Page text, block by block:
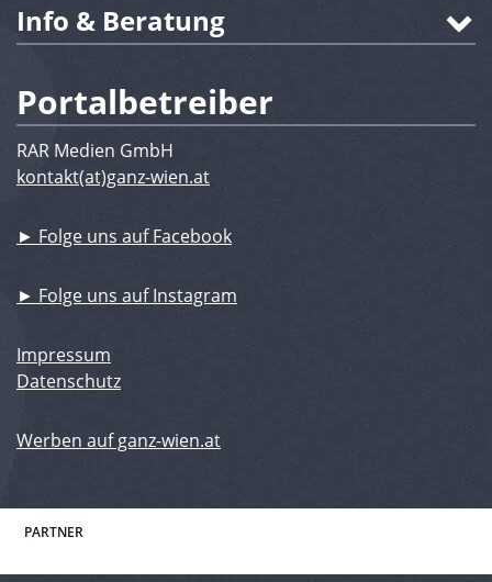
Info & Beratung
Portalbetreiber
RAR Medien GmbH
kontakt(at)ganz-wien.at
► Folge uns auf Facebook
► Folge uns auf Instagram
Impressum
Datenschutz
Werben auf ganz-wien.at
PARTNER